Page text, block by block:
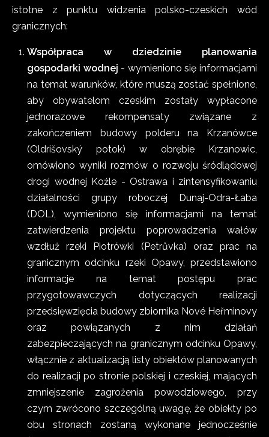
istotne z punktu widzenia polsko-czeskich wód
granicznych:
Współpraca w dziedzinie planowania
gospodarki wodnej - wymieniono się informacjami
na temat warunków, które muszą zostać spełnione,
aby obywatelom czeskim zostały wypłacone
jednorazowe rekompensaty związane z
zakończeniem budowy polderu na Krzanówce
(Oldrišovský potok) w obrębie Krzanowic,
omówiono wyniki rozmów o rozwoju śródlądowej
drogi wodnej Koźle - Ostrawa i zintensyfikowaniu
działalności grupy roboczej Dunaj-Odra-Łaba
(DOL), wymieniono się informacjami na temat
zatwierdzenia projektu poprowadzenia wałów
wzdłuż rzeki Piotrówki (Petrůvka) oraz prac na
granicznym odcinku rzeki Opawy, przedstawiono
informacje na temat postępu prac
przygotowawczych dotyczących realizacji
przedsięwzięcia budowy zbiornika Nové Heřminovy
oraz powiązanych z nim działań
zabezpieczających na granicznym odcinku Opawy,
włącznie z aktualizacją listy obiektów planowanych
do realizacji po stronie polskiej i czeskiej, mających
zmniejszenie zagrożenia powodziowego, przy
czym zwrócono szczególną uwagę, że obiekty po
obu stronach zostaną wykonane jednocześnie